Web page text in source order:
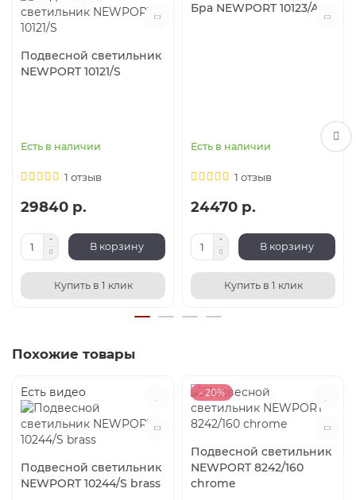
Подвесной светильник
NEWPORT 10121/S
Есть в наличии
1 отзыв
29840 р.
В корзину
Купить в 1 клик
Бра NEWPORT 10123/A
Есть в наличии
1 отзыв
24470 р.
В корзину
Купить в 1 клик
Похожие товары
Есть видео
Подвесной светильник
NEWPORT 10244/S brass
- 20%
Подвесной светильник
NEWPORT 8242/160
chrome